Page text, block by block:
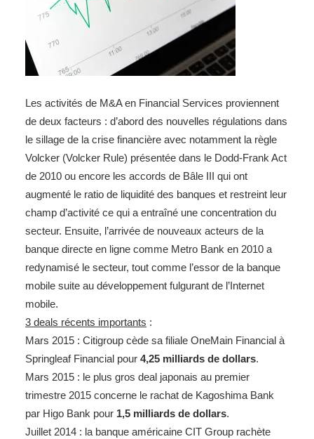
Les activités de M&A en Financial Services proviennent
de deux facteurs : d’abord des nouvelles régulations dans
le sillage de la crise financière avec notamment la règle
Volcker (Volcker Rule) présentée dans le Dodd-Frank Act
de 2010 ou encore les accords de Bâle III qui ont
augmenté le ratio de liquidité des banques et restreint leur
champ d’activité ce qui a entraîné une concentration du
secteur. Ensuite, l’arrivée de nouveaux acteurs de la
banque directe en ligne comme Metro Bank en 2010 a
redynamisé le secteur, tout comme l’essor de la banque
mobile suite au développement fulgurant de l’Internet
mobile.
3 deals récents importants :
Mars 2015 : Citigroup cède sa filiale OneMain Financial à
Springleaf Financial pour 4,25 milliards de dollars.
Mars 2015 : le plus gros deal japonais au premier
trimestre 2015 concerne le rachat de Kagoshima Bank
par Higo Bank pour 1,5 milliards de dollars.
Juillet 2014 : la banque américaine CIT Group rachète